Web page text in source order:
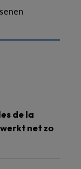
de la
net zo